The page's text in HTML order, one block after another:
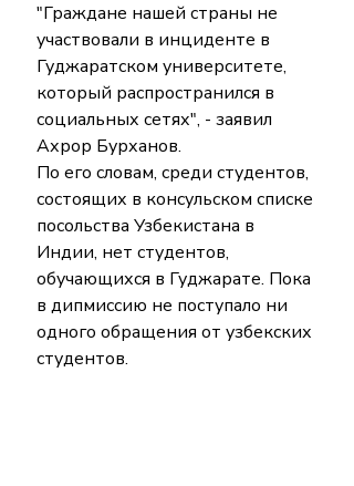
"Граждане нашей страны не
участвовали в инциденте в
Гуджаратском университете,
который распространился в
социальных сетях", - заявил
Ахрор Бурханов.
По его словам, среди студентов,
состоящих в консульском списке
посольства Узбекистана в
Индии, нет студентов,
обучающихся в Гуджарате. Пока
в дипмиссию не поступало ни
одного обращения от узбекских
студентов.